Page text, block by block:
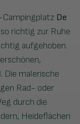
Campingplatz De
richtig zur Ruhe
aufgehoben.
. Die malerische
Rad- oder
durch die
Heideflächen